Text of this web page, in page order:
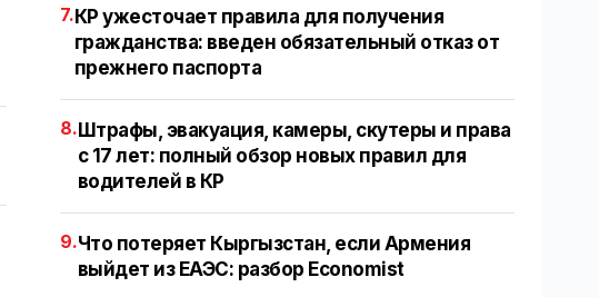
7.КР ужесточает правила для получения
гражданства: введен обязательный отказ от
прежнего паспорта
8.Штрафы, эвакуация, камеры, скутеры и права
с 17 лет: полный обзор новых правил для
водителей в КР
9.Что потеряет Кыргызстан, если Армения
выйдет из ЕАЭС: разбор Economist